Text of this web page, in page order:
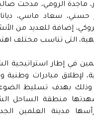
ماجدة الرومي، مدحت
حسني، سعاد ماسي، ديانا
إضافة للعديد من
التى تناسب مختلف
في إطار استراتيجية
لإطلاق مبادرات وطنية
وذلك بهدف تسليط الضوء
شهدتها منطقة الساحل
مدينة العلمين